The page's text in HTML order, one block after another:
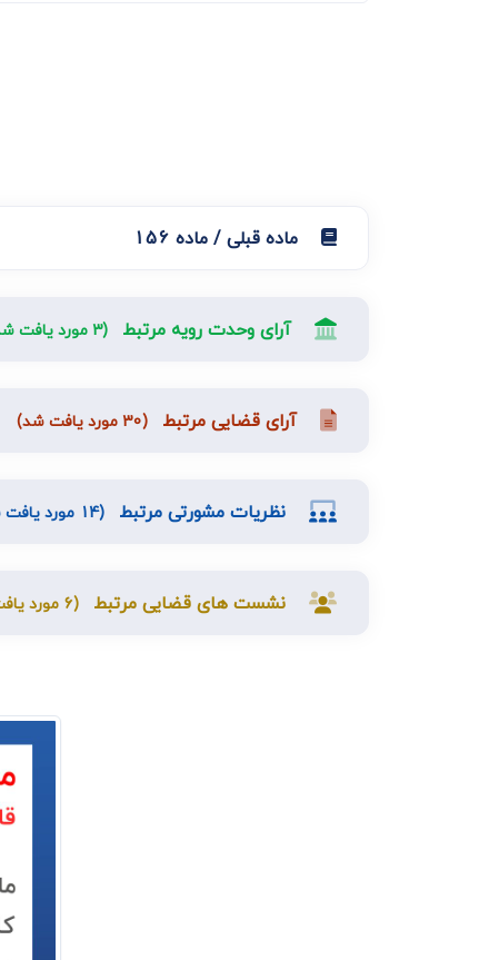
ماده قبلی / ماده 156
آرای وحدت رویه مرتبط (3 مورد یافت شد)
آرای قضایی مرتبط (30 مورد یافت شد)
نظریات مشورتی مرتبط (14 مورد یافت شد)
نشست های قضایی مرتبط (6 مورد یافت شد)